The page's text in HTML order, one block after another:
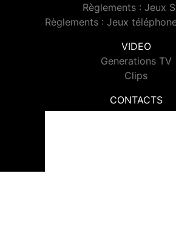
Règlements : Jeux
Règlements : Jeux
VIDEO
Generations TV
Clips
CONTACTS
Contacter